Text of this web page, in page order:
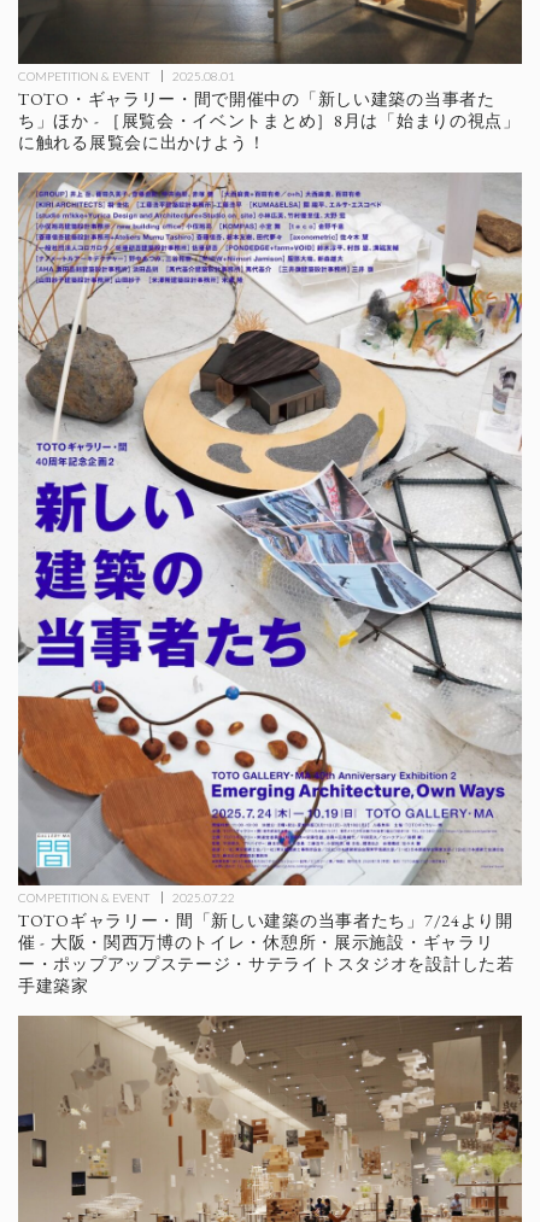
COMPETITION & EVENT 2025.08.01
TOTO・ギャラリー・間で開催中の「新しい建築の当事者た
ち」ほか - ［展覧会・イベントまとめ］8月は「始まりの視点」
に触れる展覧会に出かけよう！
COMPETITION & EVENT 2025.07.22
TOTOギャラリー・間「新しい建築の当事者たち」7/24より開
催 - 大阪・関西万博のトイレ・休憩所・展示施設・ギャラリ
ー・ポップアップステージ・サテライトスタジオを設計した若
手建築家